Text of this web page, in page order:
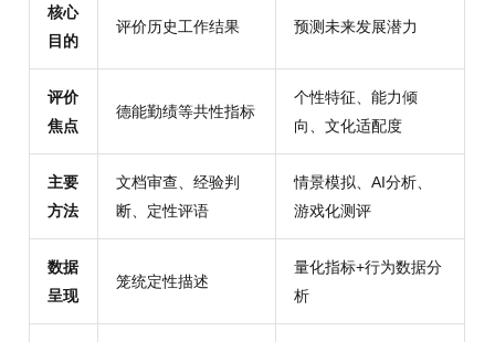
核心
目的
评价历史工作结果 预测未来发展潜力
评价
焦点
德能勤绩等共性指标
个性特征、能力倾
向、文化适配度
主要
方法
文档审查、经验判
断、定性评语
情景模拟、AI分析、
游戏化测评
数据
呈现
笼统定性描述
量化指标+行为数据分
析